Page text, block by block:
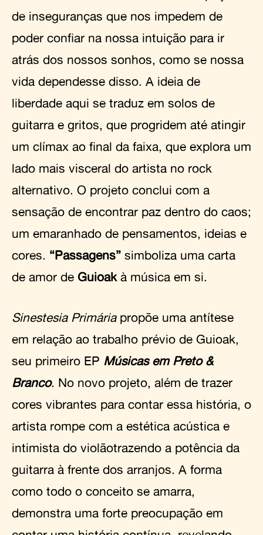
de inseguranças que nos impedem de
poder confiar na nossa intuição para ir
atrás dos nossos sonhos, como se nossa
vida dependesse disso. A ideia de
liberdade aqui se traduz em solos de
guitarra e gritos, que progridem até atingir
um clímax ao final da faixa, que explora um
lado mais visceral do artista no rock
alternativo. O projeto conclui com a
sensação de encontrar paz dentro do caos;
um emaranhado de pensamentos, ideias e
cores. “Passagens” simboliza uma carta
de amor de Guioakà música em si.
Sinestesia Primáriapropõe uma antítese
em relação ao trabalho prévio de Guioak,
seu primeiro EP Músicas em Preto &
Branco. No novo projeto, além de trazer
cores vibrantes para contar essa história, o
artista rompe com a estética acústica e
intimista do violãotrazendo a potência da
guitarra à frente dos arranjos. A forma
como todo o conceito se amarra,
demonstra uma forte preocupação em